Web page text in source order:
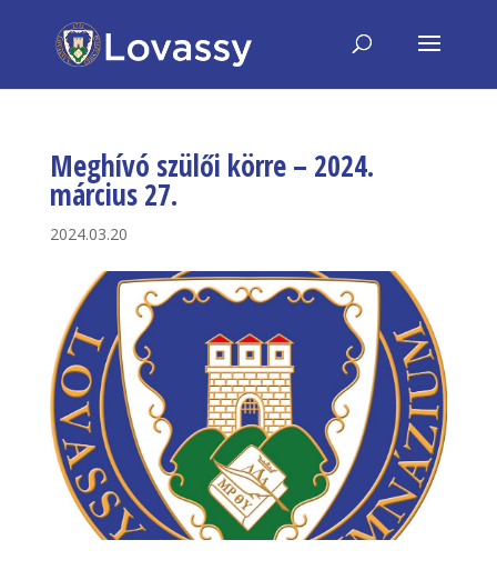
Meghívó szülői körre – 2024.
március 27.
2024.03.20